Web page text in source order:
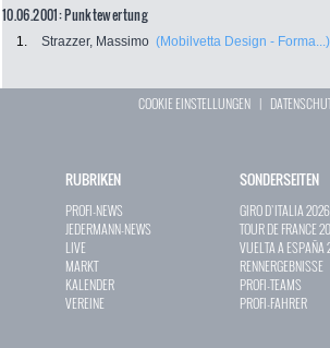
10.06.2001: Punktewertung
1. Strazzer, Massimo (Mobilvetta Design - Forma...)
COOKIE EINSTELLUNGEN |
RUBRIKEN
PROFI-NEWS
JEDERMANN-NEWS
LIVE
MARKT
KALENDER
VEREINE
SONDERSEITEN
GIRO D`ITALIA 2026
TOUR DE FRANCE
VUELTA A
RENNERGEBNISSE
PROFI-TEAMS
PROFI-FAHRER